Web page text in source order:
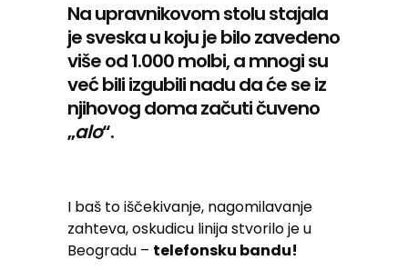
Na upravnikovom stolu stajala
je sveska u koju je bilo zavedeno
više od 1.000 molbi, a mnogi su
već bili izgubili nadu da će se iz
njihovog doma začuti čuveno
„alo“.
I baš to iščekivanje, nagomilavanje
zahteva, oskudicu linija stvorilo je u
Beogradu – telefonsku bandu!